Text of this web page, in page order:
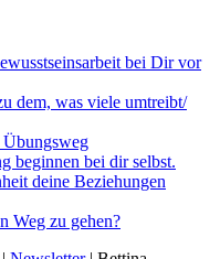
bei Dir vor
dem, was viele umtreibt/
beginnen bei dir selbst.
deine Beziehungen
Weg zu gehen?